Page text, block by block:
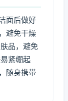
面后做好
避免干燥
品，避免
紧绷起
随身携带